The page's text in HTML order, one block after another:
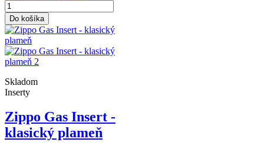
Do košíka
Skladom
Inserty
Zippo Gas Insert -
klasický plameň